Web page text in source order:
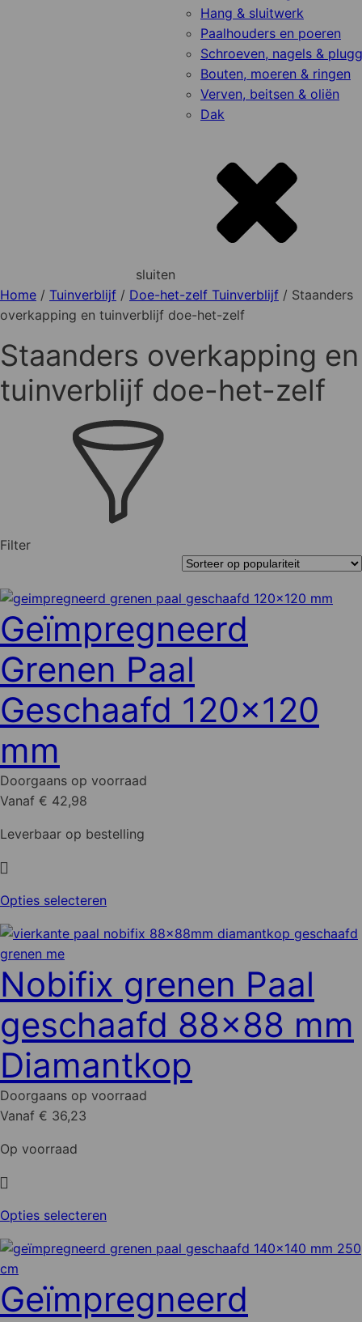
Hang & sluitwerk
Paalhouders en poeren
Schroeven, nagels &
Bouten, moeren & ringen
Verven, beitsen & oliën
Dak
sluiten
Home / Tuinverblijf / Doe-het-zelf Tuinverblijf / Staanders
overkapping en tuinverblijf doe-het-zelf
Staanders overkapping en
tuinverblijf doe-het-zelf
Filter
Geïmpregneerd
Grenen Paal
Geschaafd 120x120
mm
Doorgaans op voorraad
Vanaf € 42,98
Leverbaar op bestelling
Opties selecteren
heeft
variaties.
Deze
optie
kan
gekozen
worden
op
Nobifix grenen Paal
geschaafd 88x88 mm
Diamantkop
Doorgaans op voorraad
Vanaf € 36,23
Op voorraad
Opties selecteren
heeft
variaties.
Deze
Geïmpregneerd